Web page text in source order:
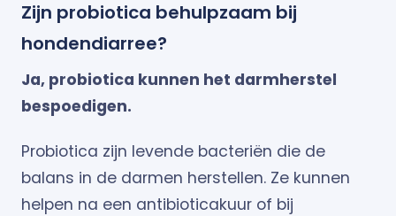
Zijn probiotica behulpzaam bij
hondendiarree?
Ja, probiotica kunnen het darmherstel
bespoedigen.
Probiotica zijn levende bacteriën die de
balans in de darmen herstellen. Ze kunnen
helpen na een antibioticakuur of bij